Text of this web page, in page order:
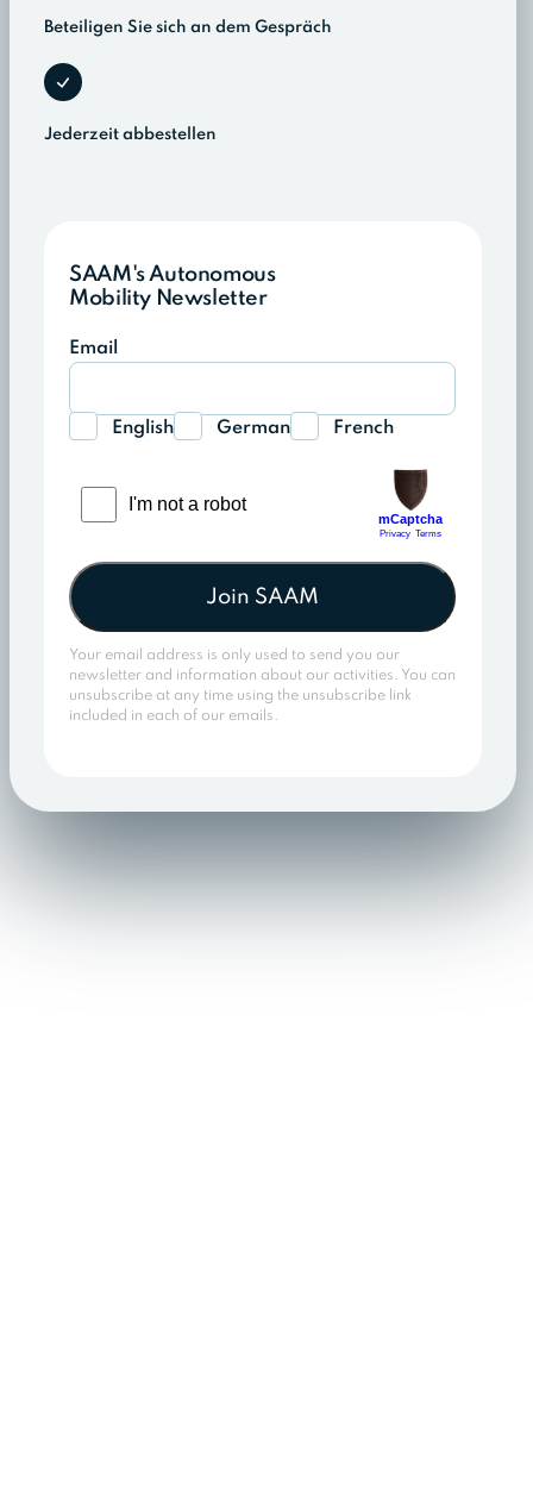
Beteiligen Sie sich an dem Gespräch
Jederzeit abbestellen
SAAM's Autonomous
Mobility Newsletter
Email
English German French
Join SAAM
Your email address is only used to send you our
newsletter and information about our activities. You can
unsubscribe at any time using the unsubscribe link
included in each of our emails.